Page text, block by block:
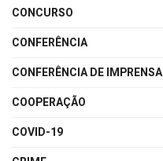
CONCURSO
CONFERÊNCIA
CONFERÊNCIA DE IMPRENSA
COOPERAÇÃO
COVID-19